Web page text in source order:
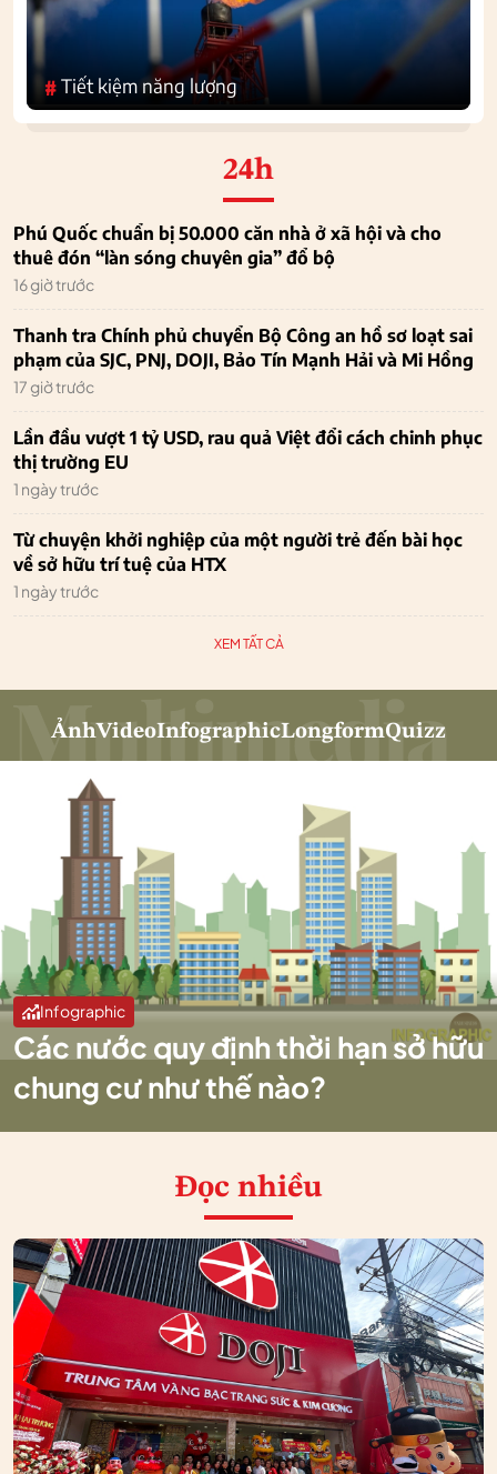
#Tiết kiệm năng lượng
24h
Phú Quốc chuẩn bị 50.000 căn nhà ở xã hội và cho
thuê đón “làn sóng chuyên gia” đổ bộ
16 giờ trước
Thanh tra Chính phủ chuyển Bộ Công an hồ sơ loạt sai
phạm của SJC, PNJ, DOJI, Bảo Tín Mạnh Hải và Mi Hồng
17 giờ trước
Lần đầu vượt 1 tỷ USD, rau quả Việt đổi cách chinh phục
thị trường EU
1 ngày trước
Từ chuyện khởi nghiệp của một người trẻ đến bài học
về sở hữu trí tuệ của HTX
1 ngày trước
XEM TẤT CẢ
ẢnhVideoInfographicLongformQuizz
Infographic
Các nước quy định thời hạn sở hữu
chung cư như thế nào?
Đọc nhiều